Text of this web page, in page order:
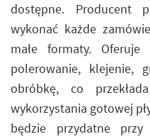
dostępne.
wykonać każde
małe formaty. Oferuje
polerowanie, klejenie,
obróbkę, co
wykorzystania gotowej
będzie przydatne